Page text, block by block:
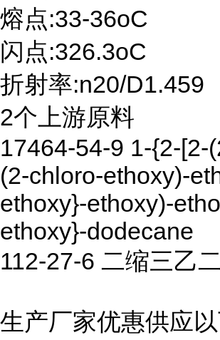
熔点:33-36oC
闪点:326.3oC
折射率:n20/D1.459
2个上游原料
17464-54-9 1-{2-[2-
(2-chloro-ethoxy)-
ethoxy}-ethoxy)-
ethoxy}-dodecane
112-27-6 二缩三乙
生产厂家优惠供应